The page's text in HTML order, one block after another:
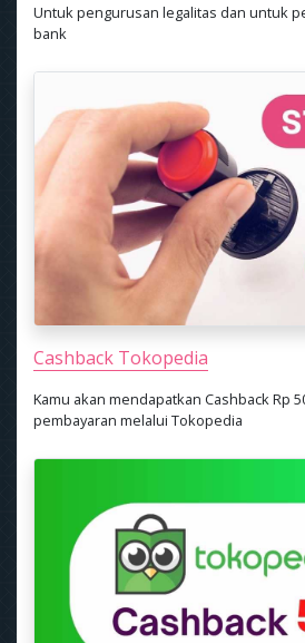
Untuk pengurusan legalitas dan untuk
bank
Cashback Tokopedia
Kamu akan mendapatkan Cashback Rp
pembayaran melalui Tokopedia